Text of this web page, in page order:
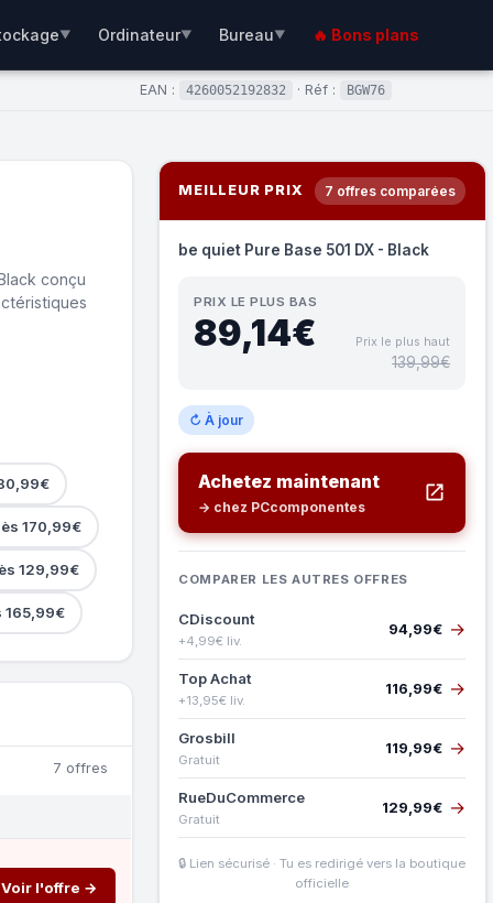
▼ Ordinateur▼ Bureau▼ 🔥 Bons plans
EAN : 4260052192832 · Réf : BGW76
conçu
170,99€
129,99€
165,99€
7 offres
Voir l'offre →
MEILLEUR PRIX 7 offres comparées
be quiet Pure Base 501 DX - Black
PRIX LE PLUS BAS
89,14€ Prix le plus haut
139,99€
↻ À jour
Achetez maintenant
→ chez PCcomponentes
COMPARER LES AUTRES OFFRES
CDiscount
+4,99€ liv.
94,99€ →
Top Achat
+13,95€ liv.
116,99€ →
Grosbill
Gratuit
119,99€ →
RueDuCommerce
Gratuit
129,99€ →
🔒 Lien sécurisé · Tu es redirigé vers la boutique
officielle